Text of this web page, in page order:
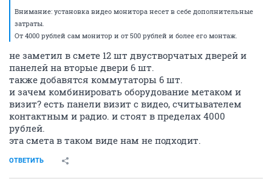
Внимание: установка видео монитора несет в себе дополнительные
затраты.
От 4000 рублей сам монитор и от 500 рублей и более его монтаж.
не заметил в смете 12 шт двустворчатых дверей и
панелей на вторые двери 6 шт.
также добавятся коммутаторы 6 шт.
и зачем комбинировать оборудование метаком и
визит? есть панели визит с видео, считывателем
контактным и радио. и стоят в пределах 4000
рублей.
эта смета в таком виде нам не подходит.
ОТВЕТИТЬ